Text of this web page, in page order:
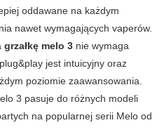
oddawane na każdym
nawet wymagających vaperów.
grzałkę melo 3 nie wymaga
jest intuicyjny oraz
poziomie zaawansowania.
3 pasuje do różnych modeli
na popularnej serii Melo od